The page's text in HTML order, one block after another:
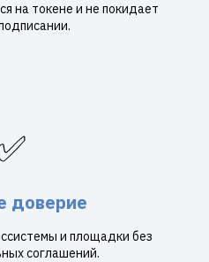
на токене и не покидает
доверие
и площадки без
соглашений.